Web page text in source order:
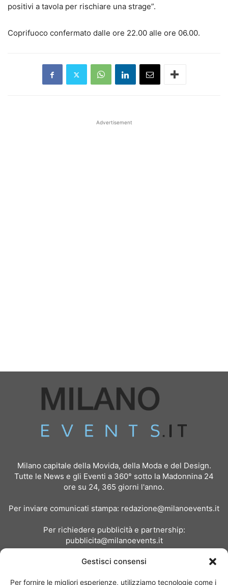
Gestisci consensi
Per fornire le migliori esperienze, utilizziamo tecnologie come i
positivi a tavola per rischiare una strage”.
Coprifuoco confermato dalle ore 22.00 alle ore 06.00.
Advertisement
Milano capitale della Movida, della Moda e del Design.
Tutte le News e gli Eventi a 360° sotto la Madonnina 24
ore su 24, 365 giorni l'anno.
Per inviare comunicati stampa: redazione@milanoevents.it
Per richiedere pubblicità e partnership:
pubblicita@milanoevents.it